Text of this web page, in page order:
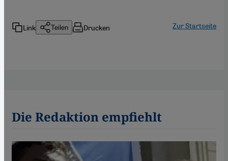
Link Teilen Drucken Zur Startseite
Die Redaktion empfiehlt